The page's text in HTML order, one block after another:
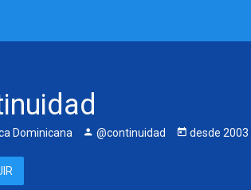
Dominicana @continuidad desde 2003